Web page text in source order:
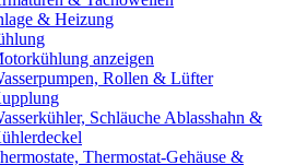
& Heizung
anzeigen
Rollen & Lüfter
Schläuche Ablasshahn &
Thermostat-Gehäuse &